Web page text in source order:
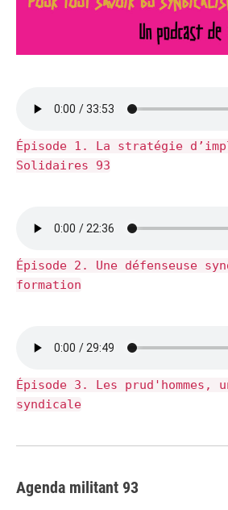
Épisode 1. La stratégie
Solidaires 93
Épisode 2. Une défenseuse
formation
Épisode 3. Les prud'hommes,
syndicale
Agenda militant 93